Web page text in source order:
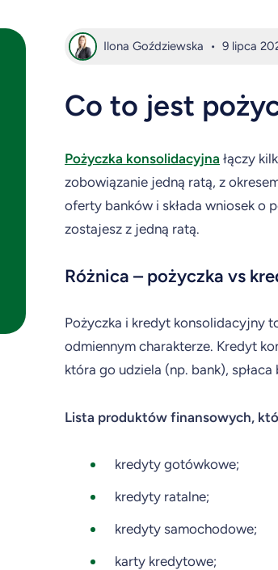
Ilona Goździewska • 9 lipca
Co to jest
Pożyczka konsolidacyjna łączy
zobowiązanie jedną ratą, z
oferty banków i składa wniosek o
zostajesz z jedną ratą.
Różnica – pożyczka vs
Pożyczka i kredyt konsolidacyjny
odmiennym charakterze. Kredyt
która go udziela (np. bank),
Lista produktów finansowych,
kredyty gotówkowe;
kredyty ratalne;
kredyty samochodowe;
karty kredytowe;